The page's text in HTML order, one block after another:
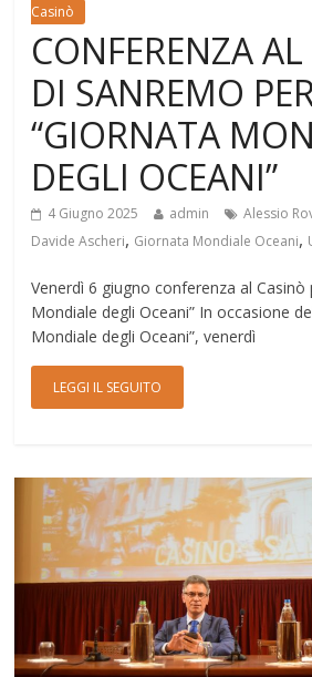
Casinò
CONFERENZA AL
DI SANREMO
“GIORNATA
DEGLI OCEANI”
4 Giugno 2025 admin Alessio
Davide Ascheri, Giornata Mondiale Oceani,
Venerdì 6 giugno conferenza al Casinò
Mondiale degli Oceani” In occasione
Mondiale degli Oceani”, venerdì
LEGGI IL SEGUITO